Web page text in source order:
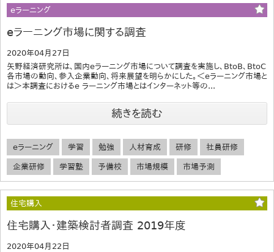
eラーニング
eラーニング市場に関する調査
2020年04月27日
矢野経済研究所は、国内eラーニング市場について調査を実施し、BtoB、BtoC
各市場の動向、参入企業動向、将来展望を明らかにした。＜eラーニング市場と
は＞本調査におけるe ラーニング市場とはインターネット等の...
続きを読む
eラーニング 学習 勉強 人材育成 研修 社員研修
企業研修 学習塾 予備校 市場規模 市場予測
住宅購入
住宅購入・建築検討者調査 2019年度
2020年04月22日